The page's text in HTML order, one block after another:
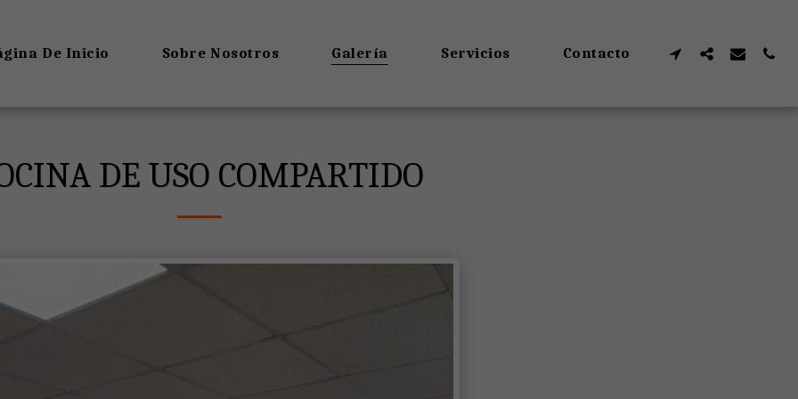
De Inicio Sobre Nosotros Galería Servicios Contacto
DE USO COMPARTIDO